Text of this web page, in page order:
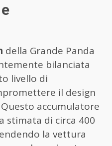
della Grande Panda
bilanciata
livello di
il design
accumulatore
stimata di circa 400
la vettura